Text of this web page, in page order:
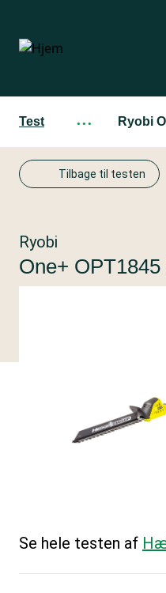
hovedindhold
Test ··· Ryobi
Tilbage til testen
Ryobi
One+
Se hele testen af